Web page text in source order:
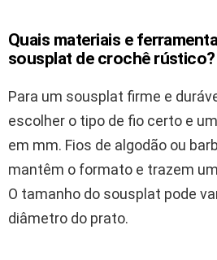
Quais materiais e
sousplat de crochê rústico?
Para um sousplat firme e
escolher o tipo de fio certo e
em mm. Fios de algodão ou
mantêm o formato e trazem
O tamanho do sousplat pode
diâmetro do prato.